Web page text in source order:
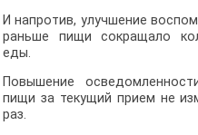
И напротив, улучшение
раньше пищи сокращало
еды.
Повышение
пищи за текущий прием не
раз.